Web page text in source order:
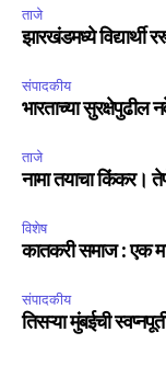
ताजे
झारखंडमध्ये विद्यार्थी
संपादकीय
भारताच्या सुरक्षेपुढील
ताजे
नामा तयाचा किंकर।
विशेष
कातकरी समाज : एक
संपादकीय
तिसऱ्या मुंबईची स्वप्नपूर्ती